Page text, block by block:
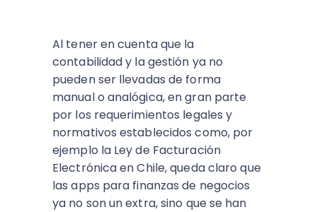
Al tener en cuenta que la
contabilidad y la gestión ya no
pueden ser llevadas de forma
manual o analógica, en gran parte
por los requerimientos legales y
normativos establecidos como, por
ejemplo la Ley de Facturación
Electrónica en Chile, queda claro que
las apps para finanzas de negocios
ya no son un extra, sino que se han